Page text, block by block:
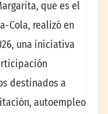
que es el
Cola, realizó en
una iniciativa
destinados a
autoempleo